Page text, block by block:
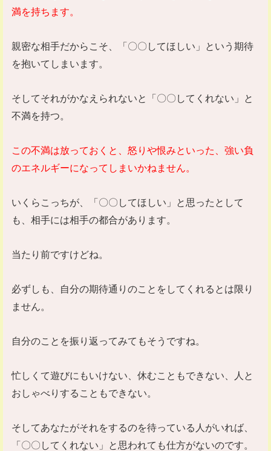
満を持ちます。
親密な相手だからこそ、「〇〇してほしい」という期待
を抱いてしまいます。
そしてそれがかなえられないと「〇〇してくれない」と
不満を持つ。
この不満は放っておくと、怒りや恨みといった、強い負
のエネルギーになってしまいかねません。
いくらこっちが、「〇〇してほしい」と思ったとして
も、相手には相手の都合があります。
当たり前ですけどね。
必ずしも、自分の期待通りのことをしてくれるとは限り
ません。
自分のことを振り返ってみてもそうですね。
忙しくて遊びにもいけない、休むこともできない、人と
おしゃべりすることもできない。
そしてあなたがそれをするのを待っている人がいれば、
「〇〇してくれない」と思われても仕方がないのです。